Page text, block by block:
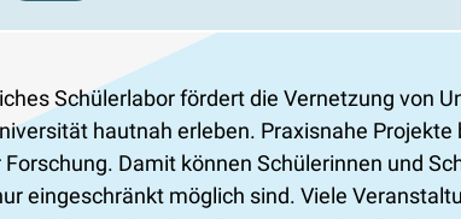
Schülerlabor fördert die Vernetzung von
hautnah erleben. Praxisnahe
Damit können Schülerinnen und
eingeschränkt möglich sind. Viele